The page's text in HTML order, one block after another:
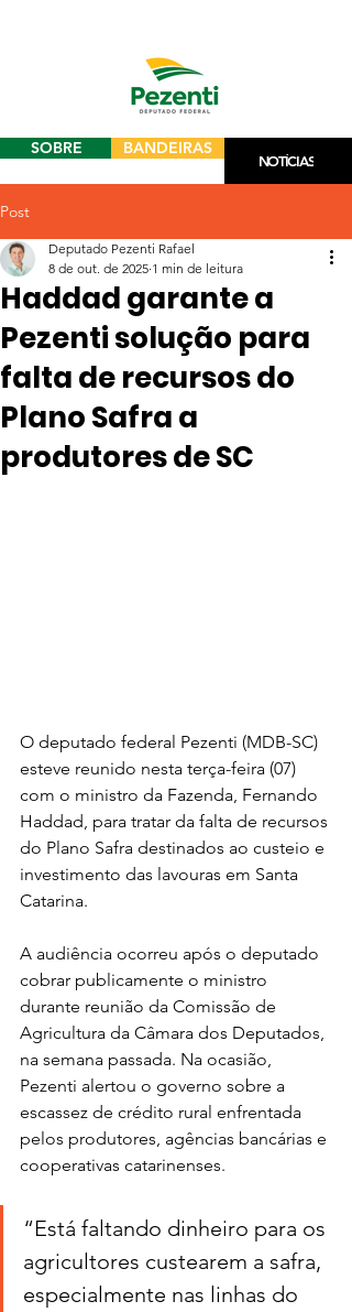
SOBRE BANDEIRAS
NOTÍCIAS
Post
Haddad garante a
Pezenti solução para
falta de recursos do
Plano Safra a
produtores de SC
Deputado Pezenti Rafael
8 de out. de 2025 1 min de leitura
O deputado federal Pezenti (MDB-SC)
esteve reunido nesta terça-feira (07)
com o ministro da Fazenda, Fernando
Haddad, para tratar da falta de recursos
do Plano Safra destinados ao custeio e
investimento das lavouras em Santa
Catarina.
A audiência ocorreu após o deputado
cobrar publicamente o ministro
durante reunião da Comissão de
Agricultura da Câmara dos Deputados,
na semana passada. Na ocasião,
Pezenti alertou o governo sobre a
escassez de crédito rural enfrentada
pelos produtores, agências bancárias e
cooperativas catarinenses.
“Está faltando dinheiro para os
agricultores custearem a safra,
especialmente nas linhas do